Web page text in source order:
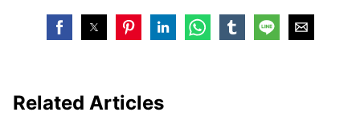
Related Articles